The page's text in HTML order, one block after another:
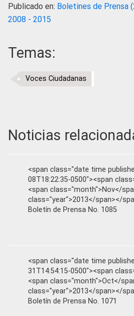
Publicado en: Boletines de Prensa
2008 - 2015
Temas:
Voces Ciudadanas
Noticias
<span class="date time
08T18:22:35-0500"><span
<span class="month">Nov</
class="year">2013</span></
Boletín de Prensa No. 1085
<span class="date time
31T14:54:15-0500"><span
<span class="month">Oct</
class="year">2013</span></
Boletín de Prensa No. 1071